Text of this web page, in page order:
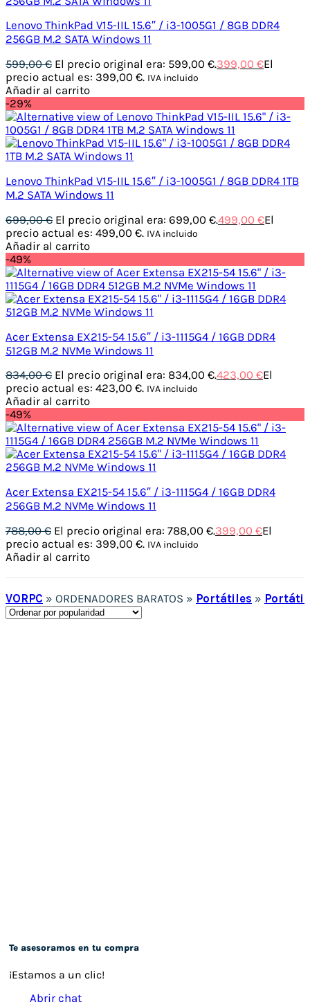
Lenovo ThinkPad V15-IIL 15.6″ / i3-1005G1 / 8GB DDR4
256GB M.2 SATA Windows 11
599,00€ El precio original era: 599,00 €.399,00 €El
precio actual es: 399,00 €. IVA incluido
Añadir al carrito
-29%
Lenovo ThinkPad V15-IIL 15.6″ / i3-1005G1 / 8GB DDR4 1TB
M.2 SATA Windows 11
699,00€ El precio original era: 699,00 €.499,00 €El
precio actual es: 499,00 €. IVA incluido
Añadir al carrito
-49%
Acer Extensa EX215-54 15.6″ / i3-1115G4 / 16GB DDR4
512GB M.2 NVMe Windows 11
834,00€ El precio original era: 834,00 €.423,00 €El
precio actual es: 423,00 €. IVA incluido
Añadir al carrito
-49%
Acer Extensa EX215-54 15.6″ / i3-1115G4 / 16GB DDR4
256GB M.2 NVMe Windows 11
788,00€ El precio original era: 788,00 €.399,00 €El
precio actual es: 399,00 €. IVA incluido
Añadir al carrito
VORPC » ORDENADORES BARATOS » Portátiles »
Te asesoramos en tu compra
¡Estamos a un clic!
Abrir chat